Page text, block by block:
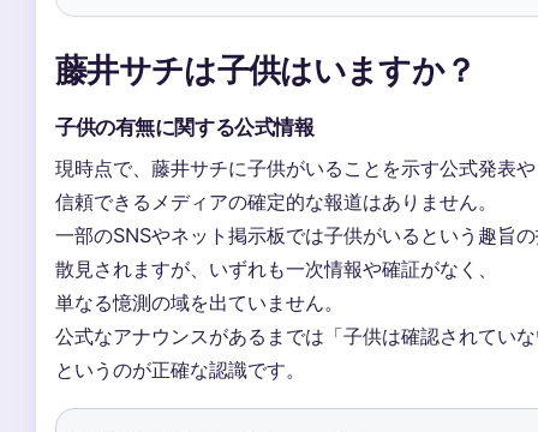
藤井サチは子供はいますか？
子供の有無に関する公式情報
現時点で、藤井サチに子供がいることを示す公式発表
信頼できるメディアの確定的な報道はありません。
一部のSNSやネット掲示板では子供がいるという趣旨
散見されますが、いずれも一次情報や確証がなく、
単なる憶測の域を出ていません。
公式なアナウンスがあるまでは「子供は確認されてい
というのが正確な認識です。